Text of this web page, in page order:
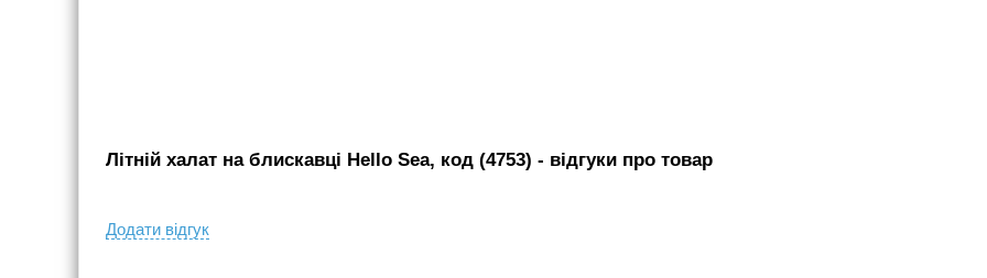
Літній халат на блискавці Hello Sea, код (4753) - вiдгуки про товар
Додати вiдгук